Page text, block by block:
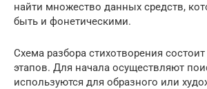
найти множество данных средств,
быть и фонетическими.
Схема разбора стихотворения
этапов. Для начала осуществляют
используются для образного или